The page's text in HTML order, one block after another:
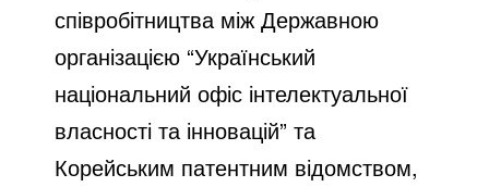
співробітництва між Державною
організацією “Український
національний офіс інтелектуальної
власності та інновацій” та
Корейським патентним відомством,